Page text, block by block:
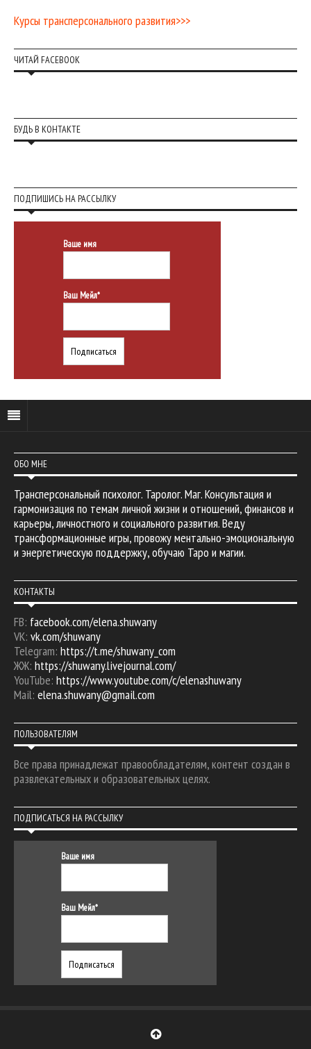
Курсы трансперсонального развития>>>
ЧИТАЙ FACEBOOK
БУДЬ В КОНТАКТЕ
ПОДПИШИСЬ НА РАССЫЛКУ
Ваше имя
Ваш Мейл*
ОБО МНЕ
Трансперсональный психолог. Таролог. Маг. Консультация и
гармонизация по темам личной жизни и отношений, финансов и
карьеры, личностного и социального развития. Веду
трансформационные игры, провожу ментально-эмоциональную
и энергетическую поддержку, обучаю Таро и магии.
КОНТАКТЫ
FB: facebook.com/elena.shuwany
VK: vk.com/shuwany
Telegram: https://t.me/shuwany_com
ЖЖ: https://shuwany.livejournal.com/
YouTube: https://www.youtube.com/c/elenashuwany
Mail: elena.shuwany@gmail.com
ПОЛЬЗОВАТЕЛЯМ
Все права принадлежат правообладателям, контент создан в
развлекательных и образовательных целях.
ПОДПИСАТЬСЯ НА РАССЫЛКУ
Ваше имя
Ваш Мейл*